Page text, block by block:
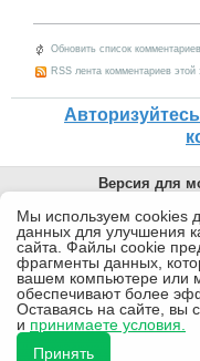
Обновить список комментариев
RSS лента комментариев этой
Версия для
© 2026
Joomla!is Free
Mobile
СИ "Информационное агентство "Беломорканал"
массовых коммуникаций (Роскомнадзор). Учредитель: ООО
Беломорканал - новостной сайт Архангельской области: новости
Мы используем cookies
данных для улучшения
сайта. Файлы cookie
фрагменты данных,
вашем компьютере или
обеспечивают более
Оставаясь на сайте, вы
и принимаете условия.
Принять